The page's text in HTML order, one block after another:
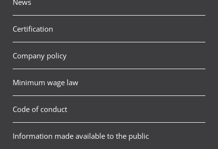
News
Certification
Company policy
Minimum wage law
Code of conduct
Information made available to the public